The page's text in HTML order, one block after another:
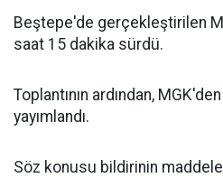
Beştepe'de gerçekleştirilen
saat 15 dakika sürdü.
Toplantının ardından,
yayımlandı.
Söz konusu bildirinin